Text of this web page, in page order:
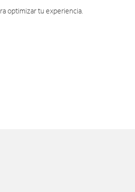
optimizar tu experiencia.